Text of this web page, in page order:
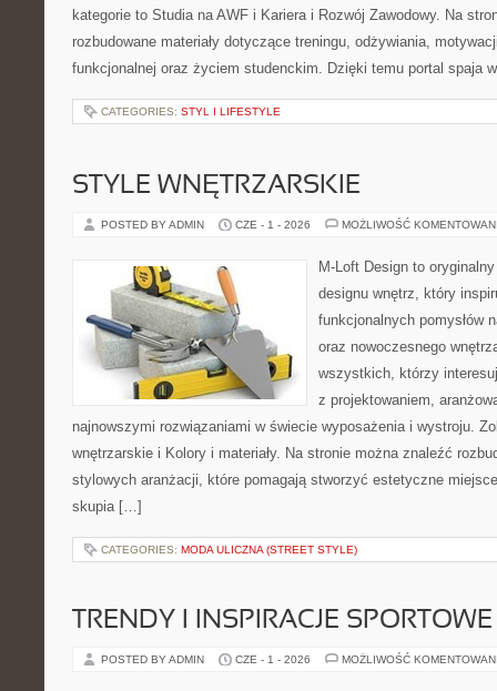
kategorie to Studia na AWF i Kariera i Rozwój Zawodowy. Na
rozbudowane materiały dotyczące treningu, odżywiania,
funkcjonalnej oraz życiem studenckim. Dzięki temu portal spaja
CATEGORIES: STYL I LIFESTYLE
STYLE WNĘTRZARSKIE
POSTED BY ADMIN CZE - 1 - 2026 MOŻLIWOŚĆ
M-Loft Design to
designu wnętrz, który
funkcjonalnych pomysłów
oraz nowoczesnego
wszystkich, którzy
z projektowaniem,
najnowszymi rozwiązaniami w świecie wyposażenia i wystroju.
wnętrzarskie i Kolory i materiały. Na stronie można znaleźć
stylowych aranżacji, które pomagają stworzyć estetyczne
skupia […]
CATEGORIES: MODA ULICZNA (STREET STYLE)
TRENDY I INSPIRACJE SPORTOWE
POSTED BY ADMIN CZE - 1 - 2026 MOŻLIWOŚĆ